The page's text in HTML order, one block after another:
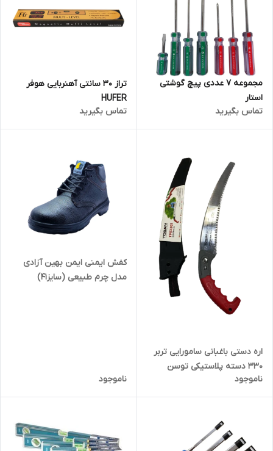
مجموعه 7 عددی پیچ گوشتی
استار
تماس بگیرید
تراز 30 سانتی آهنربایی هوفر
HUFER
تماس بگیرید
اره دستی باغبانی سامورایی تربر
330 دسته پلاستیکی توسن
TOSAN
ناموجود
کفش ایمنی ایمن بهین آزادی
مدل چرم طبیعی (سایز41)
ناموجود